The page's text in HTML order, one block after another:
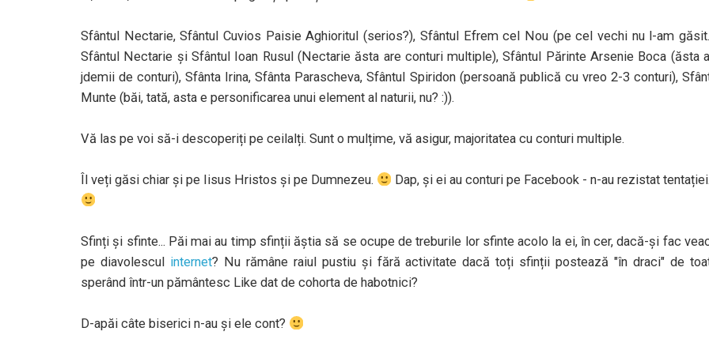
Sfântul Nectarie, Sfântul Cuvios Paisie Aghioritul (serios?), Sfântul Efrem cel Nou (pe cel vechi nu l-am
Sfântul Nectarie și Sfântul Ioan Rusul (Nectarie ăsta are conturi multiple), Sfântul Părinte Arsenie Boca (ăsta
jdemii de conturi), Sfânta Irina, Sfânta Parascheva, Sfântul Spiridon (persoană publică cu vreo 2-3 conturi),
Munte (băi, tată, asta e personificarea unui element al naturii, nu? :)).
Vă las pe voi să-i descoperiți pe ceilalți. Sunt o mulțime, vă asigur, majoritatea cu conturi multiple.
Îl veți găsi chiar și pe Iisus Hristos și pe Dumnezeu. Dap, și ei au conturi pe Facebook - n-au rezistat tentației.
Sfinți și sfinte... Păi mai au timp sfinții ăștia să se ocupe de treburile lor sfinte acolo la ei, în cer, dacă-și fac
pe diavolescul internet? Nu rămâne raiul pustiu și fără activitate dacă toți sfinții postează "în draci" de
sperând într-un pământesc Like dat de cohorta de habotnici?
D-apăi câte biserici n-au și ele cont?